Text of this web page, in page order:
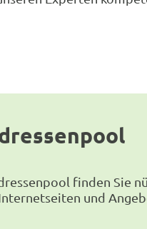
finden Sie
und